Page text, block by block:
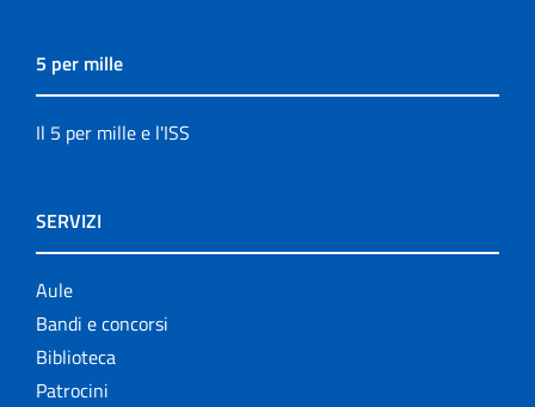
5 per mille
Il 5 per mille e l'ISS
SERVIZI
Aule
Bandi e concorsi
Biblioteca
Patrocini